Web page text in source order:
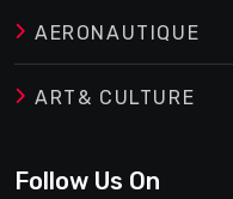
AERONAUTIQUE
ART& CULTURE
Follow Us On